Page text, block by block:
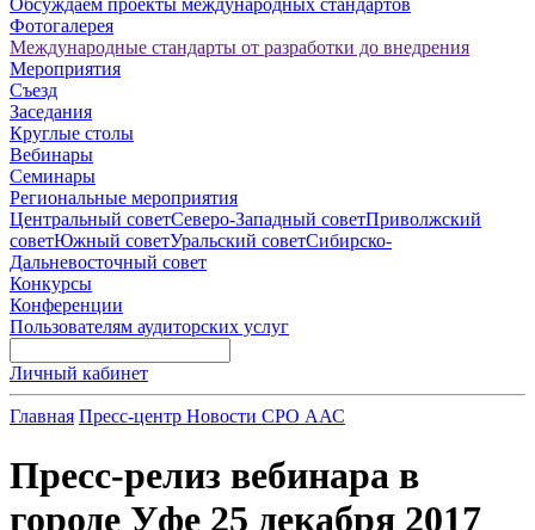
Обсуждаем проекты международных стандартов
Фотогалерея
Международные стандарты от разработки до внедрения
Мероприятия
Съезд
Заседания
Круглые столы
Вебинары
Семинары
Региональные мероприятия
Центральный советСеверо-Западный советПриволжский
советЮжный советУральский советСибирско-
Дальневосточный совет
Конкурсы
Конференции
Пользователям аудиторских услуг
Личный кабинет
Главная Пресс-центр Новости СРО ААС
Пресс-релиз вебинара в
городе Уфе 25 декабря 2017